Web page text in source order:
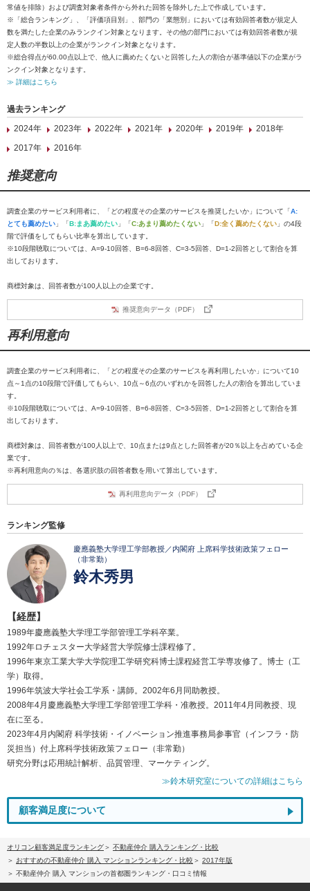
常値を排除）および調査対象者条件から外れた回答を除外した上で作成しています。
※「総合ランキング」、「評価項目別」、部門の「業態別」においては有効回答者数が規定人
数を満たした企業のみランクイン対象となります。その他の部門においては有効回答者数が規
定人数の半数以上の企業がランクイン対象となります。
※総合得点が60.00点以上で、他人に薦めたくないと回答した人の割合が基準値以下の企業がラ
ンクイン対象となります。
≫ 詳細はこちら
過去ランキング
2024年
2023年 2022年 2021年 2020年 2019年
2018年
2017年
2016年
推奨意向
調査企業のサービス利用者に、「どの程度その企業のサービスを推奨したいか」について「A:
とても薦めたい 」「B:まあ薦めたい 」「C:あまり薦めたくない 」「D:全く薦めたくない 」の4段
階で評価をしてもらい比率を算出しています。
※10段階聴取については、A=9-10回答、B=6-8回答、C=3-5回答、D=1-2回答として割合を算
出しております。
商標対象は、回答者数が100人以上の企業です。
推奨意向データ（PDF）
再利用意向
調査企業のサービス利用者に、「どの程度その企業のサービスを再利用したいか」について10
点～1点の10段階で評価してもらい、10点～6点のいずれかを回答した人の割合を算出していま
す。
※10段階聴取については、A=9-10回答、B=6-8回答、C=3-5回答、D=1-2回答として割合を算
出しております。
商標対象は、回答者数が100人以上で、10点または9点とした回答者が20％以上を占めている企
業です。
※再利用意向の％は、各選択肢の回答者数を用いて算出しています。
再利用意向データ（PDF）
ランキング監修
慶應義塾大学理工学部教授／内閣府 上席科学技術政策フェロー
（非常勤）
鈴木秀男
【経歴】
1989年慶應義塾大学理工学部管理工学科卒業。
1992年ロチェスター大学経営大学院修士課程修了。
1996年東京工業大学大学院理工学研究科博士課程経営工学専攻修了。博士（工
学）取得。
1996年筑波大学社会工学系・講師。2002年6月同助教授。
2008年4月慶應義塾大学理工学部管理工学科・准教授。2011年4月同教授、現
在に至る。
2023年4月内閣府 科学技術・イノベーション推進事務局参事官（インフラ・防
災担当）付上席科学技術政策フェロー（非常勤）
研究分野は応用統計解析、品質管理、マーケティング。
≫鈴木研究室についての詳細はこちら
顧客満足度について
オリコン顧客満足度ランキング
不動産仲介 購入ランキング・比較
おすすめの不動産仲介 購入 マンションランキング・比較
2017年版
不動産仲介 購入 マンションの首都圏ランキング・口コミ情報